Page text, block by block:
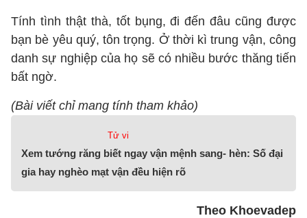
Tính tình thật thà, tốt bụng, đi đến đâu cũng được
bạn bè yêu quý, tôn trọng. Ở thời kì trung vận, công
danh sự nghiệp của họ sẽ có nhiều bước thăng tiến
bất ngờ.
(Bài viết chỉ mang tính tham khảo)
Tử vi
Xem tướng răng biết ngay vận mệnh sang- hèn: Số đại
gia hay nghèo mạt vận đều hiện rõ
Theo Khoevadep